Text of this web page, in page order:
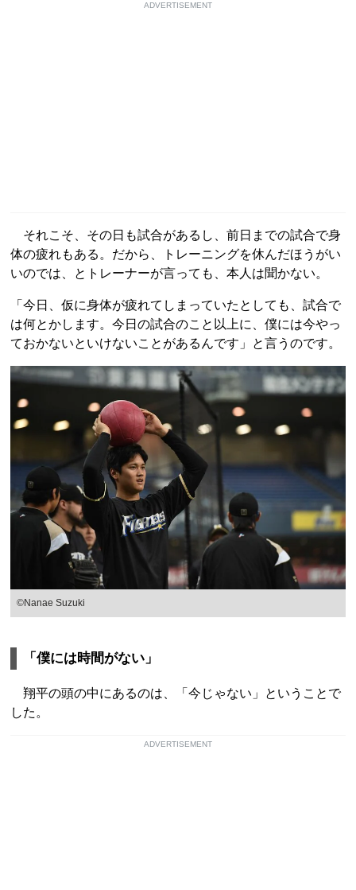
ADVERTISEMENT
それこそ、その日も試合があるし、前日までの試合で身
体の疲れもある。だから、トレーニングを休んだほうがい
いのでは、とトレーナーが言っても、本人は聞かない。
「今日、仮に身体が疲れてしまっていたとしても、試合で
は何とかします。今日の試合のこと以上に、僕には今やっ
ておかないといけないことがあるんです」と言うのです。
©︎Nanae Suzuki
「僕には時間がない」
翔平の頭の中にあるのは、「今じゃない」ということで
した。
ADVERTISEMENT